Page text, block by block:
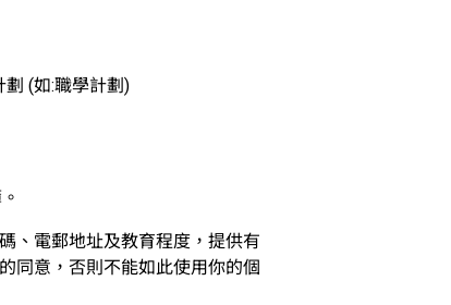
劃 (如:職學計劃)
、電郵地址及教育程度，提供有
同意，否則不能如此使用你的個